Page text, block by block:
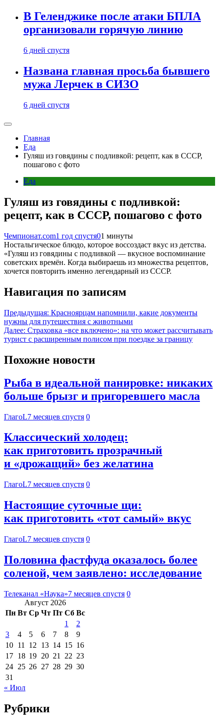
В Геленджике после атаки БПЛА
организовали горячую линию
6 дней спустя
Названа главная просьба бывшего
мужа Лерчек в СИЗО
6 дней спустя
Главная
Еда
Гуляш из говядины с подливкой: рецепт, как в СССР,
пошагово с фото
Еда
Гуляш из говядины с подливкой:
рецепт, как в СССР, пошагово с фото
Чемпионат.com1 год спустя01 минуты
Ностальгическое блюдо, которое воссоздаст вкус из детства.
«Гуляш из говядины с подливкой — вкусное воспоминание
советских времён. Когда выбираешь из множества рецептов,
хочется повторить именно легендарный из СССР.
Навигация по записям
Предыдущая: Красноярцам напомнили, какие документы
нужны для путешествия с животными
Далее: Страховка «все включено»: на что может рассчитывать
турист с расширенным полисом при поездке за границу
Похожие новости
Рыба в идеальной панировке: никаких
больше брызг и пригоревшего масла
ГлагоL7 месяцев спустя 0
Классический холодец:
как приготовить прозрачный
и «дрожащий» без желатина
ГлагоL7 месяцев спустя 0
Настоящие суточные щи:
как приготовить «тот самый» вкус
ГлагоL7 месяцев спустя 0
Половина фастфуда оказалось более
соленой, чем заявлено: исследование
Телеканал «Наука»7 месяцев спустя 0
Август 2026
Пн Вт Ср Чт Пт Сб Вс
1
2
3
4 5 6 7 8
9
10 11 12 13 14 15 16
17 18 19 20 21 22 23
24 25 26 27 28 29 30
31
« Июл
Рубрики